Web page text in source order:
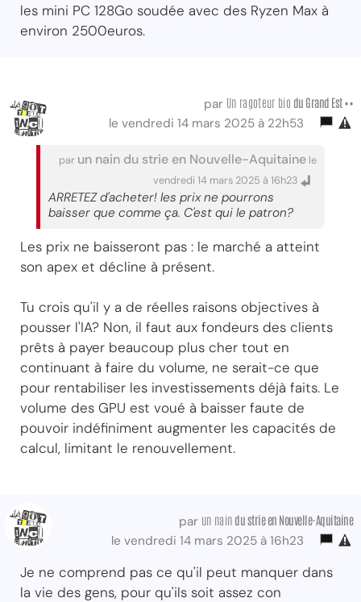
les mini PC 128Go soudée avec des Ryzen Max à
environ 2500euros.
par Un ragoteur bio du Grand Est ••
le vendredi 14 mars 2025 à 22h53
par un nain du strie en Nouvelle-Aquitaine le
vendredi 14 mars 2025 à 16h23
ARRETEZ d'acheter! les prix ne pourrons
baisser que comme ça. C'est qui le patron?
Les prix ne baisseront pas : le marché a atteint
son apex et décline à présent.
Tu crois qu'il y a de réelles raisons objectives à
pousser l'IA? Non, il faut aux fondeurs des clients
prêts à payer beaucoup plus cher tout en
continuant à faire du volume, ne serait-ce que
pour rentabiliser les investissements déjà faits. Le
volume des GPU est voué à baisser faute de
pouvoir indéfiniment augmenter les capacités de
calcul, limitant le renouvellement.
par un nain du strieen Nouvelle-Aquitaine
le vendredi 14 mars 2025 à 16h23
Je ne comprend pas ce qu'il peut manquer dans
la vie des gens, pour qu'ils soit assez con